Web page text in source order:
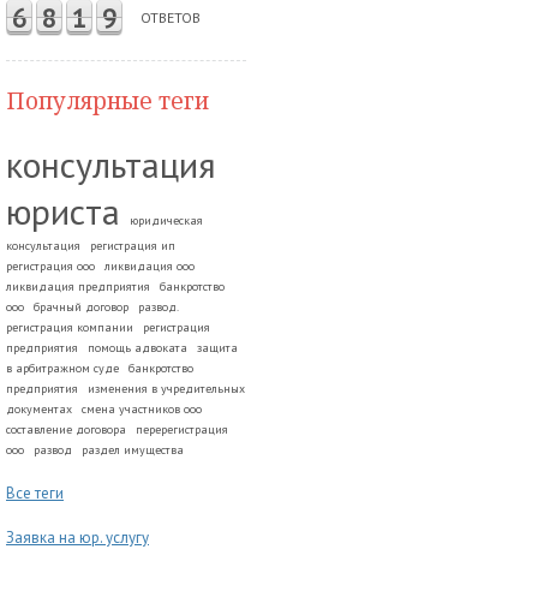
6 8 1 9 ОТВЕТОВ
Популярные теги
консультация
юриста
юридическая
консультация
регистрация ип
регистрация ооо
ликвидация ооо
ликвидация предприятия
банкротство
ооо
брачный договор
развод.
регистрация компании
регистрация
предприятия
помощь адвоката
защита
в арбитражном суде
банкротство
предприятия
изменения в учредительных
документах
смена участников ооо
составление договора
перерегистрация
ооо
развод раздел имущества
Все теги
Заявка на юр. услугу